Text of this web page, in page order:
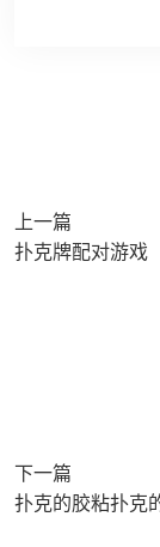
上一篇
扑克牌配对游戏
下一篇
扑克的胶粘扑克